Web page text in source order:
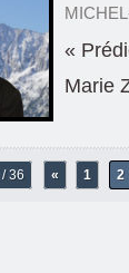
«
Marie
36 « 1 2